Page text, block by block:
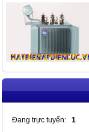
Đang trực tuyến: 1